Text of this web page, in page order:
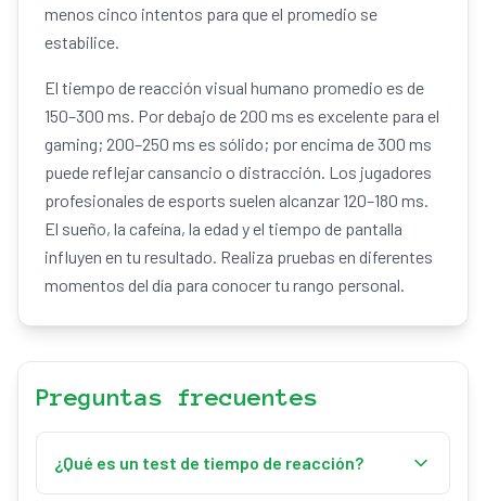
menos cinco intentos para que el promedio se
estabilice.
El tiempo de reacción visual humano promedio es de
150–300 ms. Por debajo de 200 ms es excelente para el
gaming; 200–250 ms es sólido; por encima de 300 ms
puede reflejar cansancio o distracción. Los jugadores
profesionales de esports suelen alcanzar 120–180 ms.
El sueño, la cafeína, la edad y el tiempo de pantalla
influyen en tu resultado. Realiza pruebas en diferentes
momentos del día para conocer tu rango personal.
Preguntas frecuentes
¿Qué es un test de tiempo de reacción?